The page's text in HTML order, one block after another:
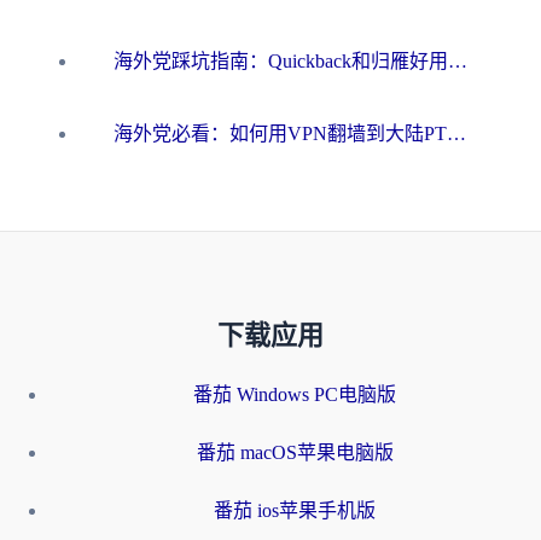
海外党踩坑指南：Quickback和归雁好用吗？选对加速器才能无缝刷国内资源
海外党必看：如何用VPN翻墙到大陆PTT？一篇解决你所有回国加速痛点
下载应用
番茄 Windows PC电脑版
番茄 macOS苹果电脑版
番茄 ios苹果手机版